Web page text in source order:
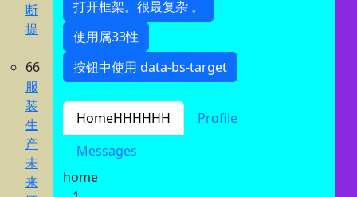
断
提
66
服
装
生
产
未
来
使用属33性
按钮中使用 data-bs-target
Messages
home
1